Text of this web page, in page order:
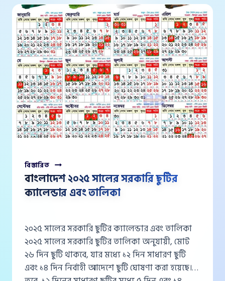
বাংলাদেশ ২০২৫ সালের সরকারি ছুটির
ক্যালেন্ডার এবং তালিকা
২০২৫ সালের সরকারি ছুটির ক্যালেন্ডার এবং তালিকা
২০২৫ সালের সরকারি ছুটির তালিকা অনুযায়ী, মোট
২৬ দিন ছুটি থাকবে, যার মধ্যে ১২ দিন সাধারণ ছুটি
এবং ১৪ দিন নির্বাহী আদেশে ছুটি ঘোষণা করা হয়েছে।
বিস্তারিত বাংলাদেশ
২০২৫
সালের
সরকারি
এবং
তালিকা